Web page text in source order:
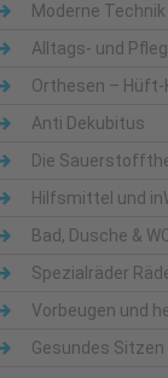
Moderne
Alltags- und
Orthesen – Hüft-
Anti Dekubitus
Die
Hilfsmittel und
Bad, Dusche &
Spezialräder
Vorbeugen und
Gesundes